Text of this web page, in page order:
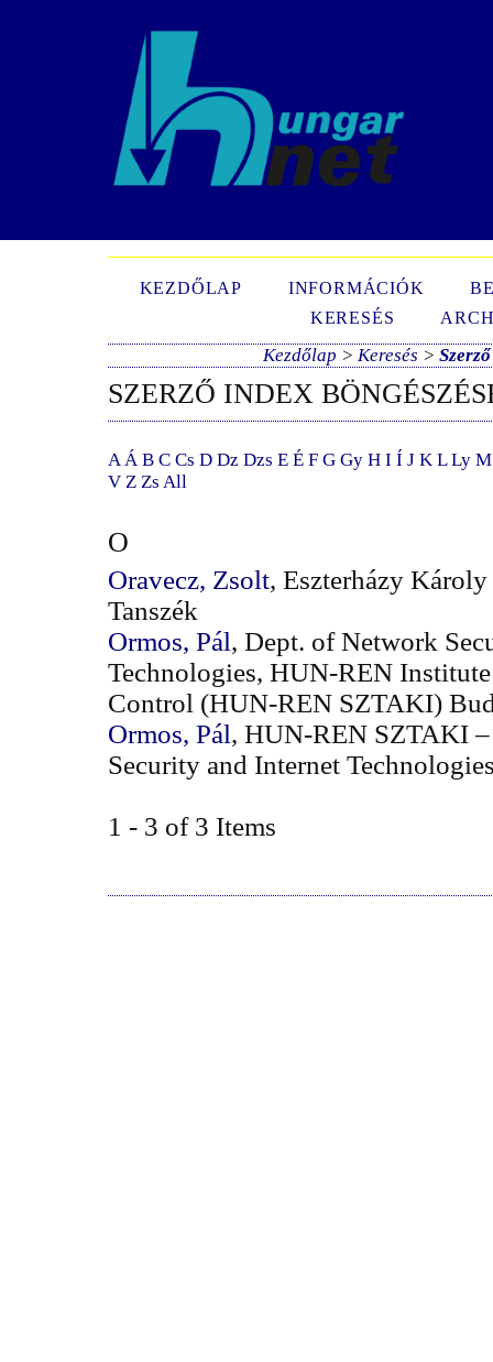
KEZDŐLAP INFORMÁCIÓK
KERESÉS
Kezdőlap > Keresés >
SZERZŐ INDEX
A Á B C Cs D Dz Dzs E É F G Gy H I Í J K L Ly M
V Z Zs All
O
Oravecz, Zsolt, Eszterházy
Tanszék
Ormos, Pál, Dept. of Network
Technologies, HUN-REN
Control (HUN-REN SZTAKI)
Ormos, Pál, HUN-REN SZTAKI
Security and Internet
1 - 3 of 3 Items